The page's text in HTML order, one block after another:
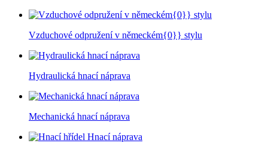
Vzduchové odpružení v německém{0}} stylu
Hydraulická hnací náprava
Mechanická hnací náprava